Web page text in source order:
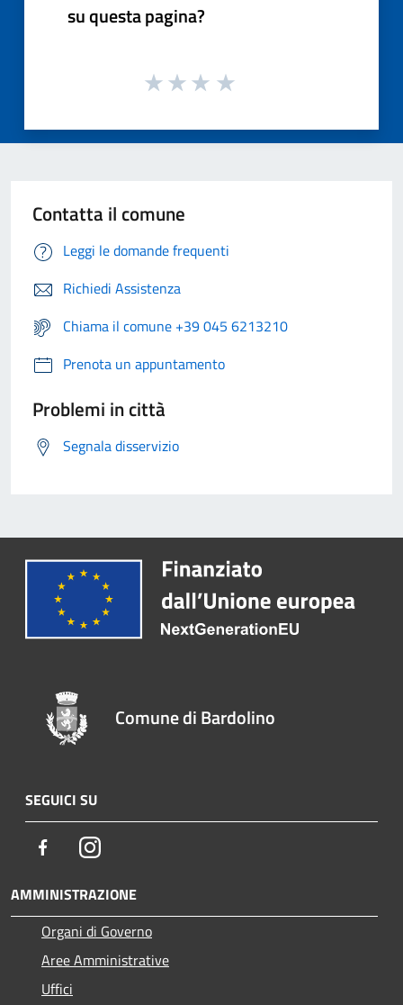
su questa pagina?
Contatta il comune
Leggi le domande frequenti
Richiedi Assistenza
Chiama il comune +39 045 6213210
Prenota un appuntamento
Problemi in città
Segnala disservizio
Comune di Bardolino
SEGUICI SU
FacebookInstagram
AMMINISTRAZIONE
Organi di Governo
Aree Amministrative
Uffici